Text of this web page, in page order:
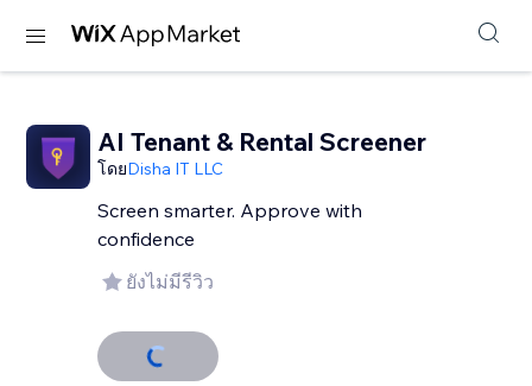
AI Tenant & Rental Screener
โดยDisha IT LLC
Screen smarter. Approve with
confidence
ยังไม่มีรีวิว